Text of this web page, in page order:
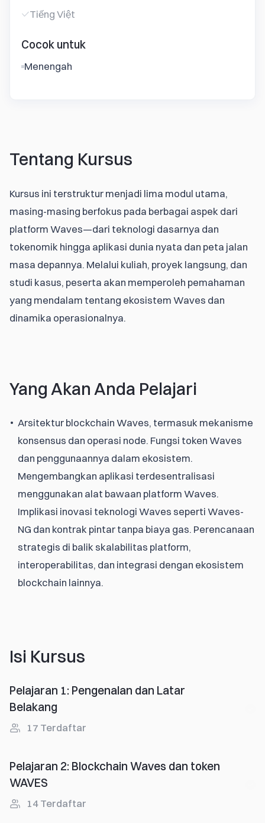
Tiếng Việt
Cocok untuk
Menengah
Tentang Kursus
Kursus ini terstruktur menjadi lima modul utama,
masing-masing berfokus pada berbagai aspek dari
platform Waves—dari teknologi dasarnya dan
tokenomik hingga aplikasi dunia nyata dan peta jalan
masa depannya. Melalui kuliah, proyek langsung, dan
studi kasus, peserta akan memperoleh pemahaman
yang mendalam tentang ekosistem Waves dan
dinamika operasionalnya.
Yang Akan Anda Pelajari
Arsitektur blockchain Waves, termasuk mekanisme
konsensus dan operasi node. Fungsi token Waves
dan penggunaannya dalam ekosistem.
Mengembangkan aplikasi terdesentralisasi
menggunakan alat bawaan platform Waves.
Implikasi inovasi teknologi Waves seperti Waves-
NG dan kontrak pintar tanpa biaya gas. Perencanaan
strategis di balik skalabilitas platform,
interoperabilitas, dan integrasi dengan ekosistem
blockchain lainnya.
Isi Kursus
Pelajaran 1: Pengenalan dan Latar
Belakang
17 Terdaftar
Pelajaran 2: Blockchain Waves dan token
WAVES
14 Terdaftar